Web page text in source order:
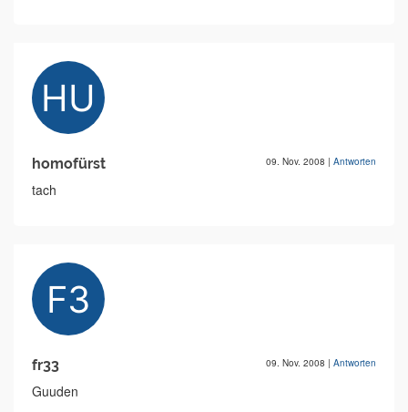
homofürst 09. Nov. 2008 | Antworten
tach
fr33 09. Nov. 2008 | Antworten
Guuden